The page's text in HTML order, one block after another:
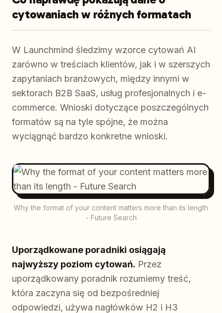
cytowaniach w różnych formatach
W Launchmind śledzimy wzorce cytowań AI
zarówno w treściach klientów, jak i w szerszych
zapytaniach branżowych, między innymi w
sektorach B2B SaaS, usług profesjonalnych i e-
commerce. Wnioski dotyczące poszczególnych
formatów są na tyle spójne, że można
wyciągnąć bardzo konkretne wnioski.
Why the format of your content matters more than its length
- Future Search
Uporządkowane poradniki osiągają
najwyższy poziom cytowań. Przez
uporządkowany poradnik rozumiemy treść,
która zaczyna się od bezpośredniej
odpowiedzi, używa nagłówków H2 i H3